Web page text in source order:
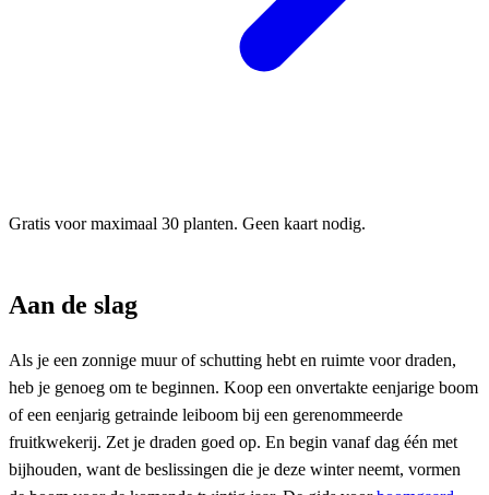
Gratis voor maximaal 30 planten. Geen kaart nodig.
Aan de slag
Als je een zonnige muur of schutting hebt en ruimte voor draden,
heb je genoeg om te beginnen. Koop een onvertakte eenjarige boom
of een eenjarig getrainde leiboom bij een gerenommeerde
fruitkwekerij. Zet je draden goed op. En begin vanaf dag één met
bijhouden, want de beslissingen die je deze winter neemt, vormen